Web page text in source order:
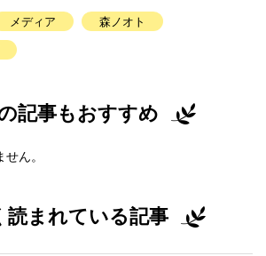
メディア 森ノオト
記事もおすすめ
ん。
読まれている記事